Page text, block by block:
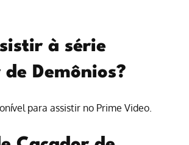
à série
Demônios?
para assistir no Prime Video